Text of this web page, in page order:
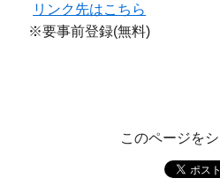
リンク先はこちら
※要事前登録(無料)
このページを